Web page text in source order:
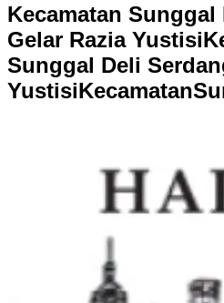
Kecamatan Sunggal
Gelar Razia Yustisi
Sunggal Deli
YustisiKecamatanSu